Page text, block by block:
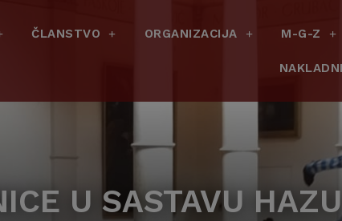
ČLANSTVO ORGANIZACIJA M-G-Z
U SASTAVU HAZU